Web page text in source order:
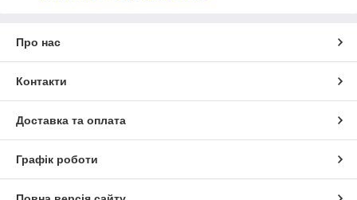
Про нас
Контакти
Доставка та оплата
Графік роботи